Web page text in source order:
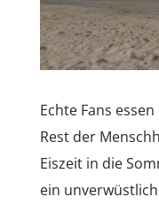
Echte Fans
Rest der
Eiszeit in die
ein